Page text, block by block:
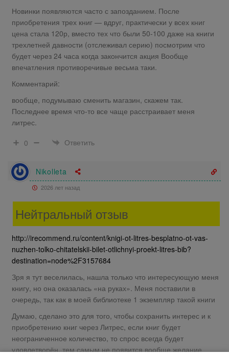
Новинки появляются часто с запозданием. После
приобретения трех книг — вдруг, практически у всех книг
цена стала 120р, вместо тех что были 50-100 даже на книги
трехлетней давности (отслеживал серию) посмотрим что
будет через 24 часа когда закончится акция Вообще
впечатления противоречивые весьма таки.
Комментарий:
вообще, подумываю сменить магазин, скажем так.
Последнее время что-то все чаще расстраивает меня
литрес.
0
Ответить
Nikolleta
2026 лет назад
Нейтральный отзыв
http://irecommend.ru/content/knigi-ot-litres-besplatno-ot-vas-
nuzhen-tolko-chitatelskii-bilet-otlichnyi-proekt-litres-bib?
destination=node%2F3157684
Зря я тут веселилась, нашла только что интересующую меня
книгу, но она оказалась «на руках». Меня поставили в
очередь, так как в моей библиотеке 1 экземпляр такой книги
Думаю, сделано это для того, чтобы сохранить интерес и к
приобретению книг через Литрес, если книг будет
неограниченное количество, то спрос всегда будет
удовлетворён, тем самым не появится вообще желание